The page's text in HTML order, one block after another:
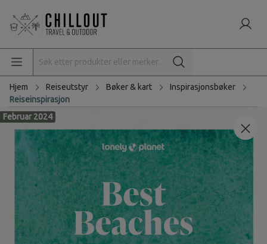
Hjem Reiseutstyr Bøker & kart
Inspirasjonsbøker
Reiseinspirasjon
Februar 2024